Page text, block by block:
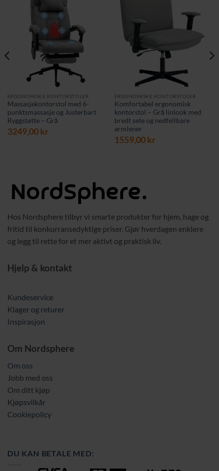
ERGONOMISKE KONTORSTOLER
Massasjekontorstol med 6-
punktsmassasje og Justerbart
Ryggstøtte – Grå
3249,00kr
ERGONOMISKE KONTORSTOLER
Komfortabel ergonomisk
kontorstol – Grå linlook med
bredt sete og nedfellbare
armlener
1559,00kr
Hos Nordsphere tilbyr vi smarte produkter for hjem, hage og
fritid til konkurransedyktige priser. Gjør hverdagen enklere
og legg til rette for et mer aktivt og praktisk liv.
Hjelp & kontakt
Kundeservice
Klager og returer
Inspirasjon
Om Nordsphere
Om oss
Jobb med oss
Om ditt kjøp
Kjøpsvilkår
Cookiepolicy
DU KAN BETALE MED: